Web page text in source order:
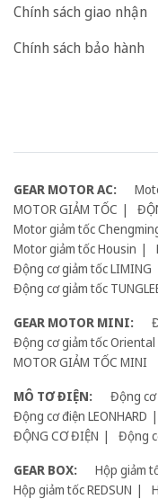
Chính sách giao nhận
Chính sách bảo hành
GEAR MOTOR AC:
MOTOR GIẢM TỐC
Motor giảm tốc
Motor giảm tốc Housin
Động cơ giảm tốc LIMING
Động cơ giảm tốc
GEAR MOTOR MINI:
Động cơ giảm tốc Oriental
MOTOR GIẢM TỐC MINI
MÔ TƠ ĐIỆN:
Động cơ
Động cơ điện LEONHARD
ĐỘNG CƠ ĐIỆN
Động
GEAR BOX:
Hộp giảm
Hộp giảm tốc REDSUN